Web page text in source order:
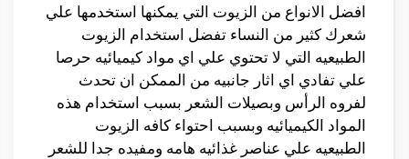
افضل الانواع من الزيوت التي يمكنها استخدمها علي
شعرك كثير من النساء تفضل استخدام الزيوت
الطبيعيه التي لا تحتوي علي اي مواد كيميائيه حرصا
علي تفادي اي اثار جانبيه من الممكن ان تحدث
لفروه الرأس وبصيلات الشعر بسبب استخدام هذه
المواد الكيميائيه وبسبب احتواء كافه الزيوت
الطبيعيه علي عناصر غذائيه هامه ومفيده جدا للشعر